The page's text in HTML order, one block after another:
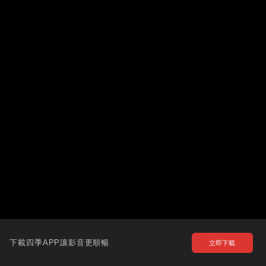
下載四季APP讓影音更順暢 立即下載